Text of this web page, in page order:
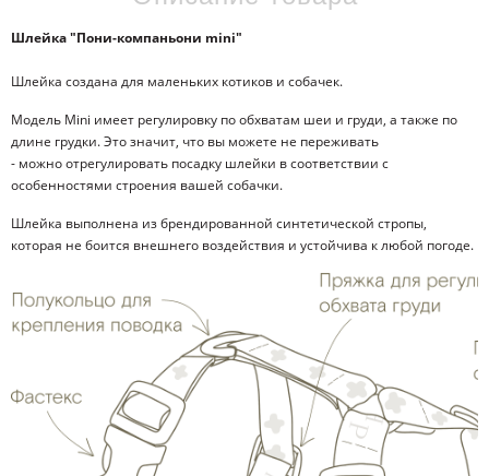
Шлейка "Пони-компаньони mini"
Шлейка создана для маленьких котиков и собачек.
Модель Mini имеет регулировку по обхватам шеи и груди, а также по
длине грудки. Это значит, что вы можете не переживать
- можно отрегулировать посадку шлейки в соответствии с
особенностями строения вашей собачки.
Шлейка выполнена из брендированной синтетической стропы,
которая не боится внешнего воздействия и устойчива к любой погоде.